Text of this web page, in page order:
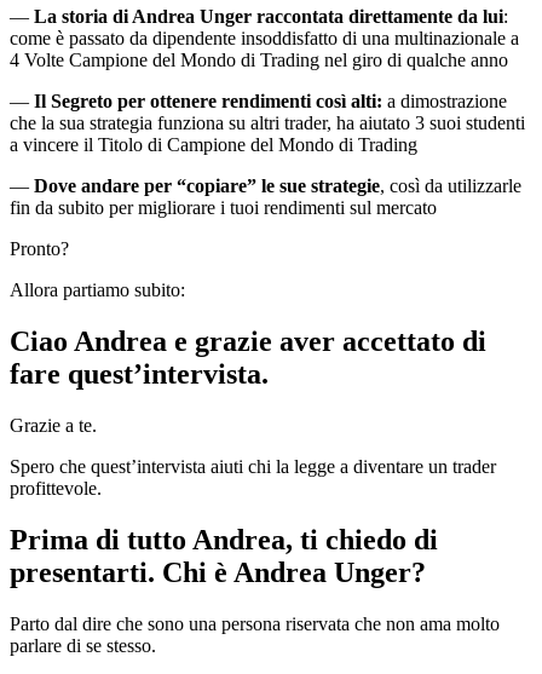
— La storia di Andrea Unger raccontata direttamente da lui:
come è passato da dipendente insoddisfatto di una multinazionale a
4 Volte Campione del Mondo di Trading nel giro di qualche anno
— Il Segreto per ottenere rendimenti così alti: a dimostrazione
che la sua strategia funziona su altri trader, ha aiutato 3 suoi studenti
a vincere il Titolo di Campione del Mondo di Trading
— Dove andare per “copiare” le sue strategie, così da utilizzarle
fin da subito per migliorare i tuoi rendimenti sul mercato
Pronto?
Allora partiamo subito:
Ciao Andrea e grazie aver accettato di
fare quest’intervista.
Grazie a te.
Spero che quest’intervista aiuti chi la legge a diventare un trader
profittevole.
Prima di tutto Andrea, ti chiedo di
presentarti. Chi è Andrea Unger?
Parto dal dire che sono una persona riservata che non ama molto
parlare di se stesso.